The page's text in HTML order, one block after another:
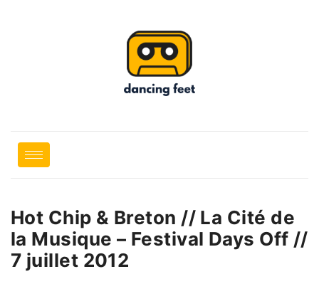
Hot Chip & Breton // La Cité de
la Musique – Festival Days Off //
7 juillet 2012